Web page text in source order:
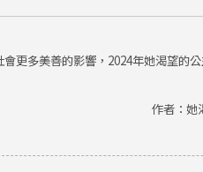
更多美善的影響，2024年她渴望的
作者：她